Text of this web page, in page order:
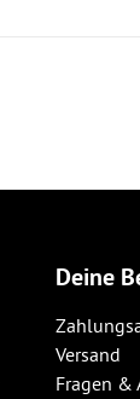
Deine
Versand
Fragen &